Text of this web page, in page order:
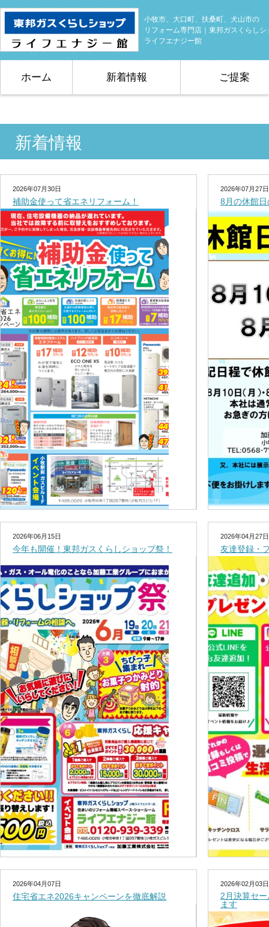
小牧市、大口町、扶桑町、犬山市の
リフォーム専門店｜東邦ガスくらしシ
ライフエナジー館
ホーム 新着情報 ご提案
新着情報
2026年07月30日
補助金使って省エネリフォーム！
2026年07月27日
8月の休館
2026年06月15日
今年も開催！東邦ガスくらしショップ祭！
2026年04月27日
友達登録・
2026年04月07日
住宅省エネ2026キャンペーンを徹底解説
2026年02月03日
2月決算セ
ます